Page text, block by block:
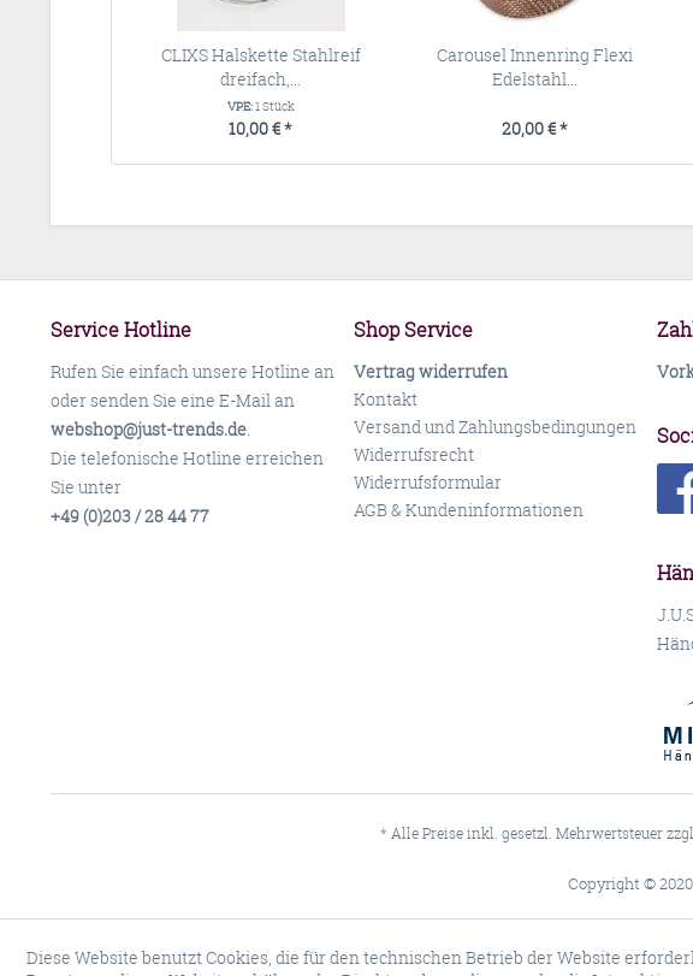
CLIXS Halskette Stahlreif
dreifach,...
VPE:1 Stück
10,00 € *
Carousel Innenring Flexi
Edelstahl...
20,00 € *
Service Hotline
Rufen Sie einfach unsere Hotline an
oder senden Sie eine E-Mail an
webshop@just-trends.de.
Die telefonische Hotline erreichen
Sie unter
+49 (0)203 / 28 44 77
Shop Service
Vertrag widerrufen
Kontakt
Versand und Zahlungsbedingungen
Widerrufsrecht
Widerrufsformular
AGB & Kundeninformationen
* Alle Preise inkl. gesetzl. Mehrwertsteuer
Copyright ©
Diese Website benutzt Cookies, die für den technischen Betrieb der Website